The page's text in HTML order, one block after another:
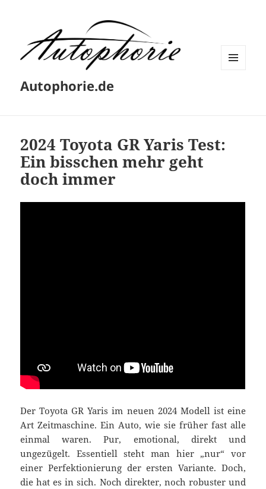
Autophorie.de
2024 Toyota GR Yaris Test:
Ein bisschen mehr geht
doch immer
Der Toyota GR Yaris im neuen 2024 Modell ist eine
Art Zeitmaschine. Ein Auto, wie sie früher fast alle
einmal waren. Pur, emotional, direkt und
ungezügelt. Essentiell steht man hier „nur“ vor
einer Perfektionierung der ersten Variante. Doch,
die hat es in sich. Noch direkter, noch robuster und